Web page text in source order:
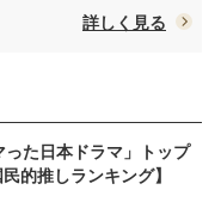
詳しく見る
た日本ドラマ」トップ
的推しランキング】